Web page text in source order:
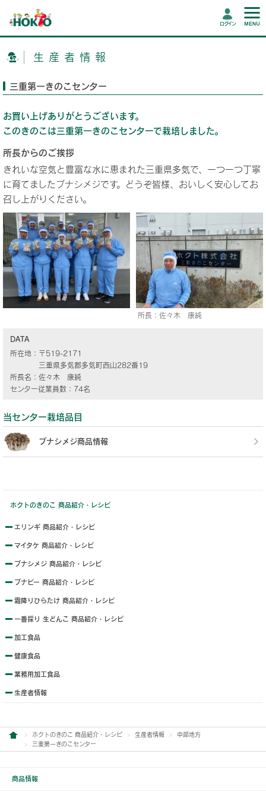
ログイン
生産者情報
三重第一きのこセンター
お買い上げありがとうございます。
このきのこは三重第一きのこセンターで栽培しました。
所長からのご挨拶
きれいな空気と豊富な水に恵まれた三重県多気で、一つ一つ丁寧
に育てましたブナシメジです。どうぞ皆様、おいしく安心してお
召し上がりください。
所長：佐々木 康純
DATA
所在地： 〒519-2171
三重県多気郡多気町西山282番19
所長名： 佐々木 康純
センター従業員数： 74名
当センター栽培品目
ブナシメジ商品情報
ホクトのきのこ 商品紹介・レシピ
エリンギ 商品紹介・レシピ
マイタケ 商品紹介・レシピ
ブナシメジ 商品紹介・レシピ
ブナピー 商品紹介・レシピ
霜降りひらたけ 商品紹介・レシピ
一番採り 生どんこ 商品紹介・レシピ
加工食品
健康食品
業務用加工食品
生産者情報
ホクトのきのこ 商品紹介・レシピ 生産者情報
中部地方
三重第一きのこセンター
商品情報